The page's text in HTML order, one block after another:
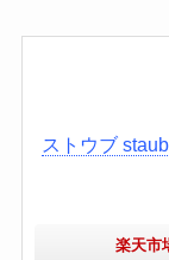
ストウブ
楽天市